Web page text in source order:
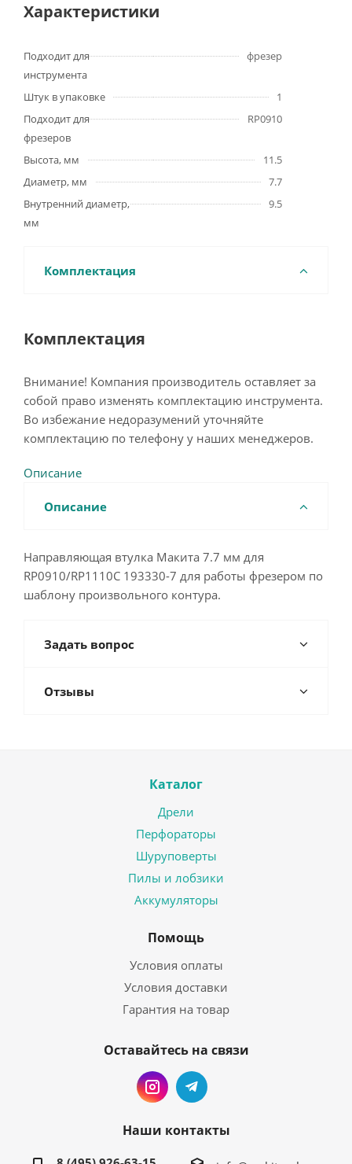
Характеристики
Подходит для
инструмента
фрезер
Штук в упаковке
1
Подходит для
фрезеров
RP0910
Высота, мм
11.5
Диаметр, мм
7.7
Внутренний диаметр,
мм
9.5
Комплектация
Комплектация
Внимание! Компания производитель оставляет за
собой право изменять комплектацию инструмента.
Во избежание недоразумений уточняйте
комплектацию по телефону у наших менеджеров.
Описание
Описание
Направляющая втулка Макита 7.7 мм для
RP0910/RP1110C 193330-7 для работы фрезером по
шаблону произвольного контура.
Задать вопрос
Отзывы
Каталог
Дрели
Перфораторы
Шуруповерты
Пилы и лобзики
Аккумуляторы
Помощь
Условия оплаты
Условия доставки
Гарантия на товар
Оставайтесь на связи
Наши контакты